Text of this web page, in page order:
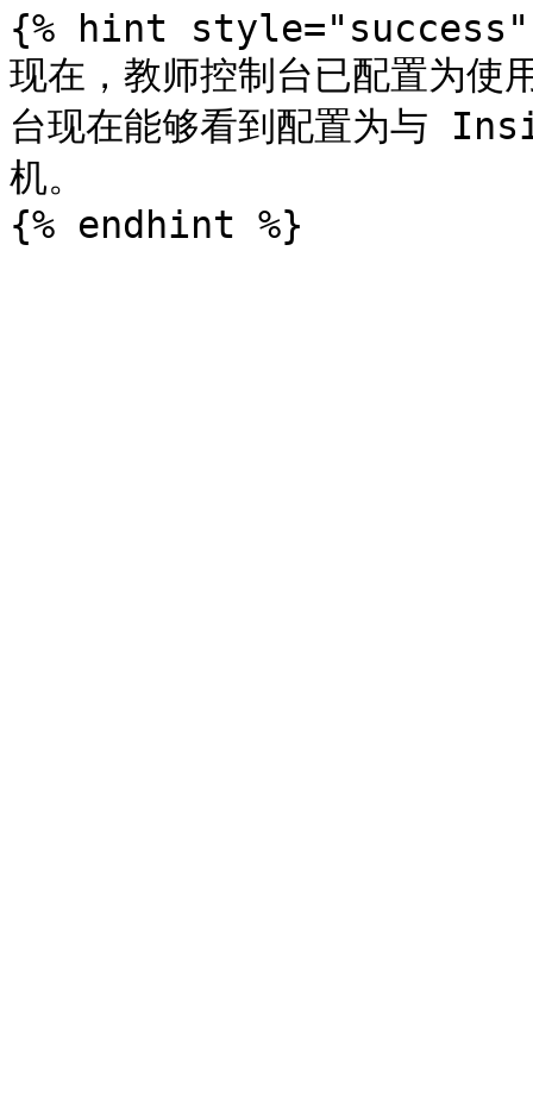
{% hint style="success"
现在，教师控制台已配置为
台现在能够看到配置为与
机。